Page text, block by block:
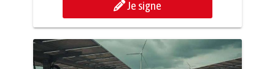
Je signe